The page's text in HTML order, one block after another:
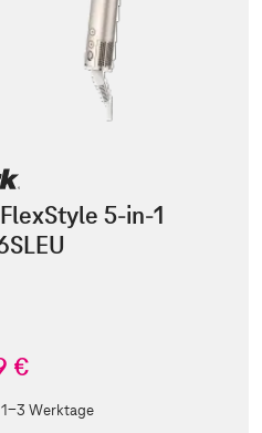
5-in-1
€
1-3 Werktage